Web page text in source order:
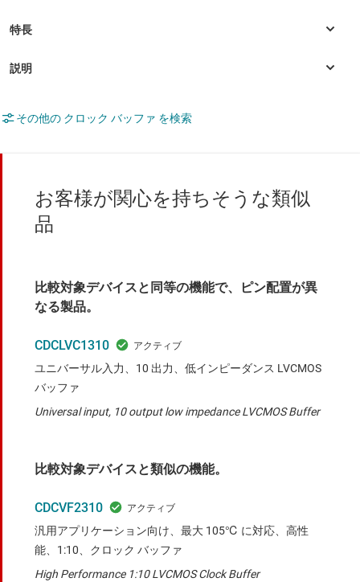
その他の クロック バッファ を検索
お客様が関心を持ちそうな類似
品
比較対象デバイスと同等の機能で、ピン配置が異
なる製品。
CDCLVC1310
ユニバーサル入力、10 出力、低インピーダンス LVCMOS
バッファ
Universal input, 10 output low impedance LVCMOS Buffer
比較対象デバイスと類似の機能。
CDCVF2310
汎用アプリケーション向け、最大 105℃ に対応、高性
能、1:10、クロック バッファ
High Performance 1:10 LVCMOS Clock Buffer